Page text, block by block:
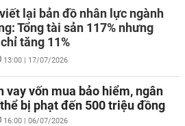
lại bản đồ nhân lực ngành
Tổng tài sản 117% nhưng
tăng 11%
13:00 | 17/07/2026
vay vốn mua bảo hiểm, ngân
bị phạt đến 500 triệu đồng
16:00 | 06/07/2026